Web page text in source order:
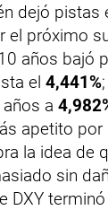
dejó pistas
el próximo
años bajó
el 4,441%
a
apetito por
la idea de
sin
DXY